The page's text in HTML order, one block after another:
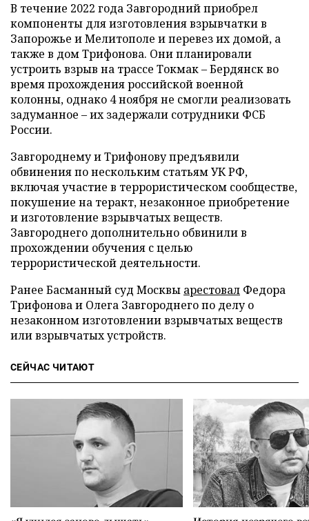
В течение 2022 года Завгородний приобрел
компоненты для изготовления взрывчатки в
Запорожье и Мелитополе и перевез их домой, а
также в дом Трифонова. Они планировали
устроить взрыв на трассе Токмак – Бердянск во
время прохождения российской военной
колонны, однако 4 ноября не смогли реализовать
задуманное – их задержали сотрудники ФСБ
России.
Завгороднему и Трифонову предъявили
обвинения по нескольким статьям УК РФ,
включая участие в террористическом сообществе,
покушение на теракт, незаконное приобретение
и изготовление взрывчатых веществ.
Завгороднего дополнительно обвинили в
прохождении обучения с целью
террористической деятельности.
Ранее Басманный суд Москвы арестовал Федора
Трифонова и Олега Завгороднего по делу о
незаконном изготовлении взрывчатых веществ
или взрывчатых устройств.
СЕЙЧАС ЧИТАЮТ